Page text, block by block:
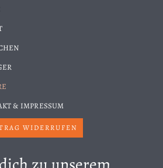
& IMPRESSUM
WIDERRUFEN